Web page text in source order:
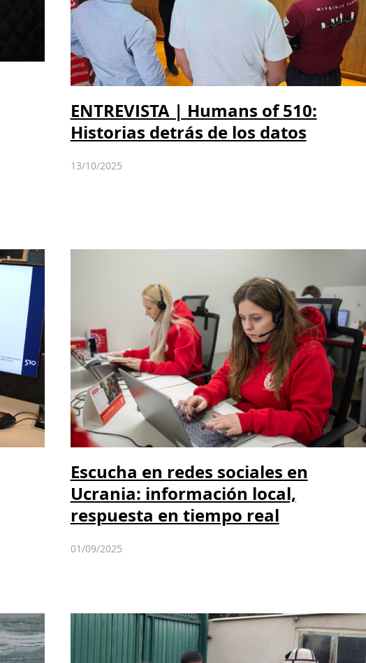
ENTREVISTA | Humans of 510:
Historias detrás de los datos
13/10/2025
Escucha en redes sociales en
Ucrania: información local,
respuesta en tiempo real
01/09/2025